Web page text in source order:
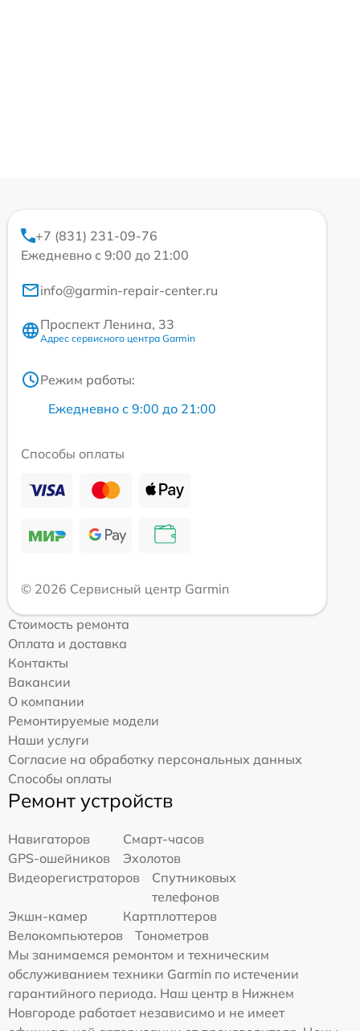
+7 (831) 231-09-76
Ежедневно с 9:00 до 21:00
info@garmin-repair-center.ru
Проспект Ленина, 33
Адрес сервисного центра Garmin
Режим работы:
Ежедневно с 9:00 до 21:00
Способы оплаты
© 2026 Сервисный центр Garmin
Стоимость ремонта
Оплата и доставка
Контакты
Вакансии
О компании
Ремонтируемые модели
Наши услуги
Согласие на обработку персональных данных
Способы оплаты
Ремонт устройств
Навигаторов
Смарт-часов
GPS-ошейников
Эхолотов
Видеорегистраторов
Спутниковых
телефонов
Экшн-камер
Картплоттеров
Велокомпьютеров
Тонометров
Мы занимаемся ремонтом и техническим
обслуживанием техники Garmin по истечении
гарантийного периода. Наш центр в Нижнем
Новгороде работает независимо и не имеет